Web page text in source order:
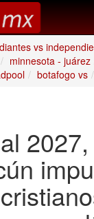
vs
minnesota - juárez
botafogo vs